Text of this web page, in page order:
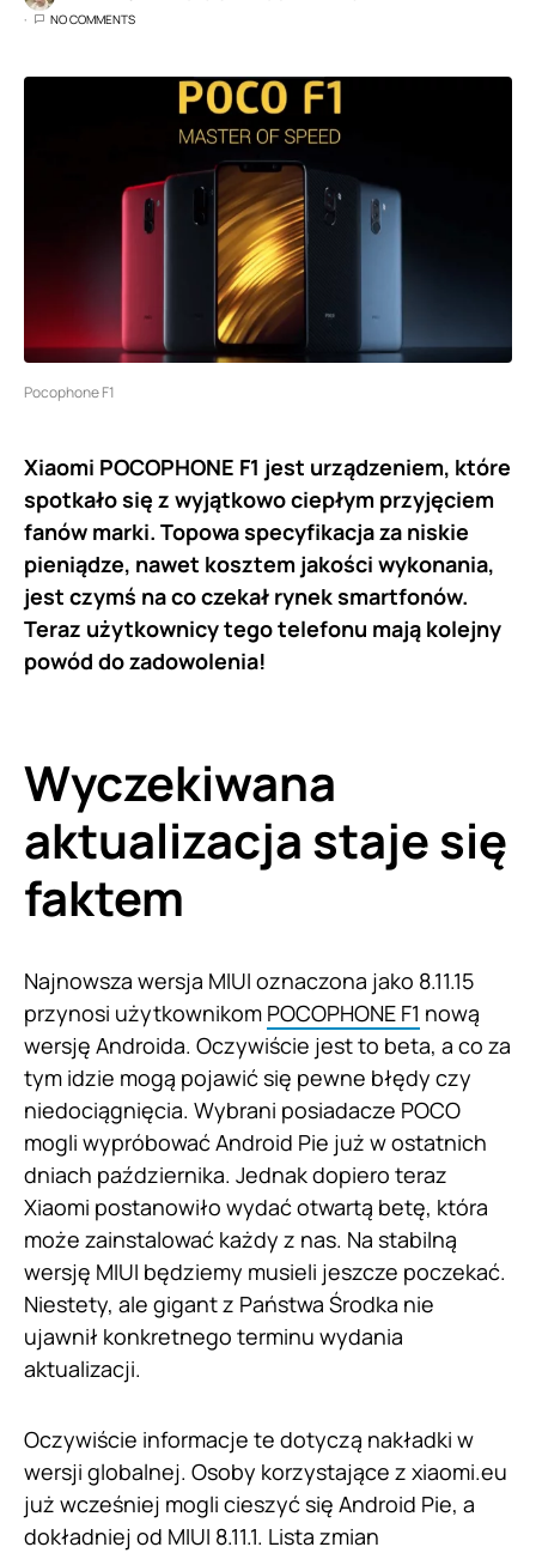
NO COMMENTS
Pocophone F1
Xiaomi POCOPHONE F1 jest urządzeniem, które
spotkało się z wyjątkowo ciepłym przyjęciem
fanów marki. Topowa specyfikacja za niskie
pieniądze, nawet kosztem jakości wykonania,
jest czymś na co czekał rynek smartfonów.
Teraz użytkownicy tego telefonu mają kolejny
powód do zadowolenia!
Wyczekiwana
aktualizacja staje się
faktem
Najnowsza wersja MIUI oznaczona jako 8.11.15
przynosi użytkownikom POCOPHONE F1 nową
wersję Androida. Oczywiście jest to beta, a co za
tym idzie mogą pojawić się pewne błędy czy
niedociągnięcia. Wybrani posiadacze POCO
mogli wypróbować Android Pie już w ostatnich
dniach października. Jednak dopiero teraz
Xiaomi postanowiło wydać otwartą betę, która
może zainstalować każdy z nas. Na stabilną
wersję MIUI będziemy musieli jeszcze poczekać.
Niestety, ale gigant z Państwa Środka nie
ujawnił konkretnego terminu wydania
aktualizacji.
Oczywiście informacje te dotyczą nakładki w
wersji globalnej. Osoby korzystające z xiaomi.eu
już wcześniej mogli cieszyć się Android Pie, a
dokładniej od MIUI 8.11.1. Lista zmian